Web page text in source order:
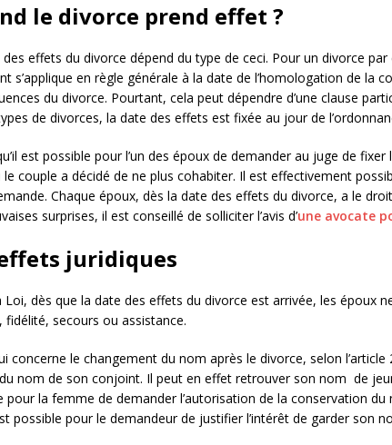
le divorce prend effet ?
des effets du divorce dépend du type de ceci. Pour un divorce
s’applique en règle générale à la date de l’homologation de la
du divorce. Pourtant, cela peut dépendre d’une clause
de divorces, la date des effets est fixée au jour de
est possible pour l’un des époux de demander au juge de
le couple a décidé de ne plus cohabiter. Il est effectivement
Chaque époux, dès la date des effets du divorce, a le
surprises, il est conseillé de solliciter l’avis d’une avocate
juridiques
Loi, dès que la date des effets du divorce est arrivée, les époux
fidélité, secours ou assistance.
concerne le changement du nom après le divorce, selon l’article
du nom de son conjoint. Il peut en effet retrouver son nom de
pour la femme de demander l’autorisation de la conservation
possible pour le demandeur de justifier l’intérêt de garder son